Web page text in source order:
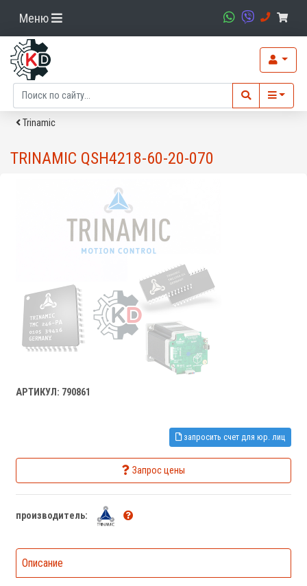
Меню
Trinamic
TRINAMIC QSH4218-60-20-070
АРТИКУЛ: 790861
запросить счет для юр. лиц
Запрос цены
производитель:
Описание